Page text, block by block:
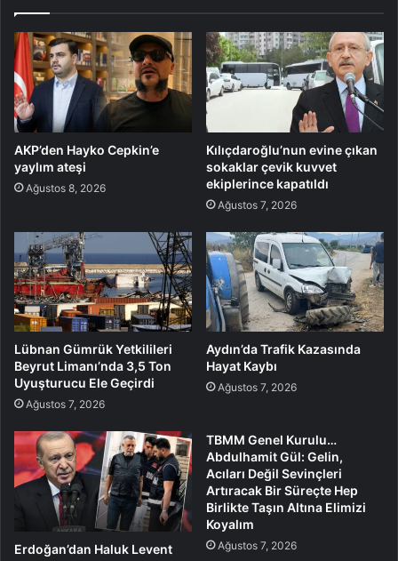
AKP’den Hayko Cepkin’e
yaylım ateşi
Ağustos 8, 2026
Kılıçdaroğlu’nun evine çıkan
sokaklar çevik kuvvet
ekiplerince kapatıldı
Ağustos 7, 2026
Lübnan Gümrük Yetkilileri
Beyrut Limanı’nda 3,5 Ton
Uyuşturucu Ele Geçirdi
Ağustos 7, 2026
Aydın’da Trafik Kazasında
Hayat Kaybı
Ağustos 7, 2026
Erdoğan’dan Haluk Levent
TBMM Genel Kurulu…
Abdulhamit Gül: Gelin,
Acıları Değil Sevinçleri
Artıracak Bir Süreçte Hep
Birlikte Taşın Altına Elimizi
Koyalım
Ağustos 7, 2026